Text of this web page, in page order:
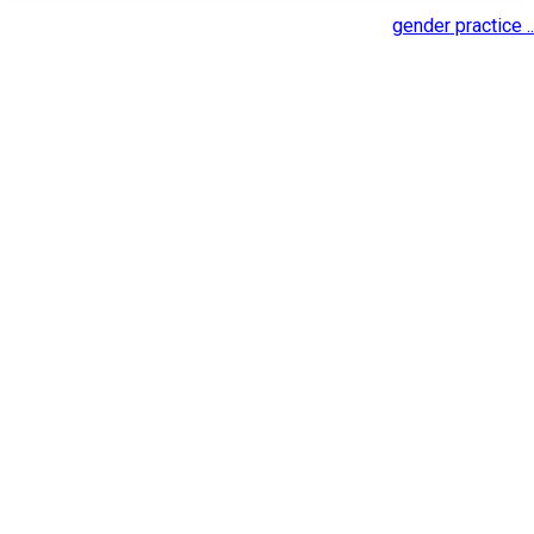
gender practice ..